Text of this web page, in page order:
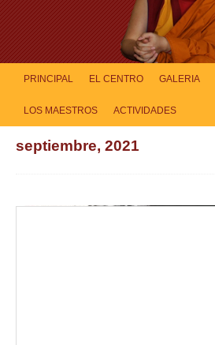
PRINCIPAL EL CENTRO GALERIA
LOS MAESTROS ACTIVIDADES
septiembre, 2021